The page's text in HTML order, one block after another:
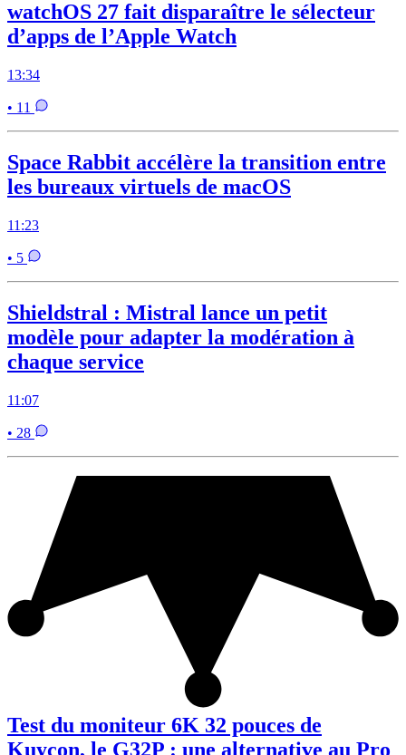
watchOS 27 fait disparaître le sélecteur
d’apps de l’Apple Watch
13:34
• 11
Space Rabbit accélère la transition entre
les bureaux virtuels de macOS
11:23
• 5
Shieldstral : Mistral lance un petit
modèle pour adapter la modération à
chaque service
11:07
• 28
Test du moniteur 6K 32 pouces de
Kuycon, le G32P : une alternative au Pro